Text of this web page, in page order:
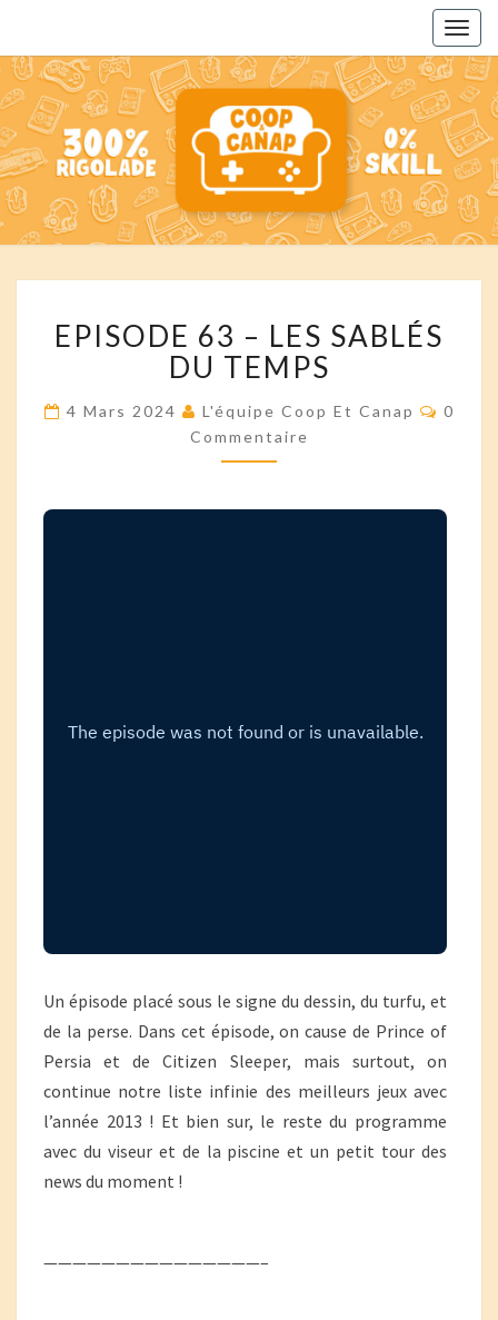
COOP
ET
CANAP'
Des
Podcasts
Pour
Toute La
Famille
63
–
LES
SABLÉS
DU
TEMPS
EPISODE 63 – LES SABLÉS
DU TEMPS
4 Mars 2024 L'équipe Coop Et Canap
0
Commentaire
Un épisode placé sous le signe du dessin, du turfu, et
de la perse. Dans cet épisode, on cause de Prince of
Persia et de Citizen Sleeper, mais surtout, on
continue notre liste infinie des meilleurs jeux avec
l’année 2013 ! Et bien sur, le reste du programme
avec du viseur et de la piscine et un petit tour des
news du moment !
———————————————–